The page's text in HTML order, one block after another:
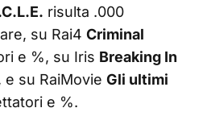
risulta .000
su Rai4 Criminal
e %, su Iris Breaking In
su RaiMovie Gli ultimi
e %.